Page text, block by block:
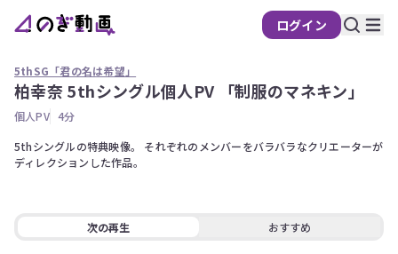
ログイン
ぎ
動
画
有
料
会
5thSG「君の名は希望」
柏幸奈 5thシングル個人PV 「制服のマネキン」
個人PV 4分
5thシングルの特典映像。 それぞれのメンバーをバラバラなクリエーターが
ディレクションした作品。
次の再生 おすすめ